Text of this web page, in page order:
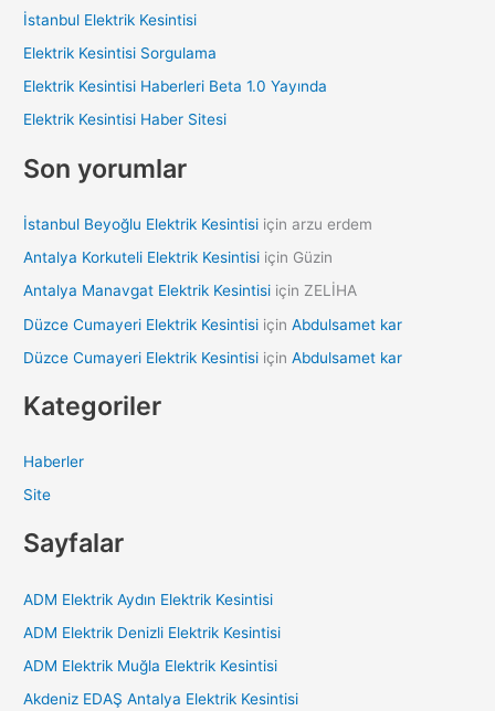
o
r
İstanbul Elektrik Kesintisi
Elektrik Kesintisi Sorgulama
Elektrik Kesintisi Haberleri Beta 1.0 Yayında
Elektrik Kesintisi Haber Sitesi
Son yorumlar
İstanbul Beyoğlu Elektrik Kesintisi içinarzu erdem
Antalya Korkuteli Elektrik Kesintisi için Güzin
Antalya Manavgat Elektrik Kesintisi için ZELİHA
Düzce Cumayeri Elektrik Kesintisi içinAbdulsamet kar
Düzce Cumayeri Elektrik Kesintisi içinAbdulsamet kar
Kategoriler
Haberler
Site
Sayfalar
ADM Elektrik Aydın Elektrik Kesintisi
ADM Elektrik Denizli Elektrik Kesintisi
ADM Elektrik Muğla Elektrik Kesintisi
Akdeniz EDAŞ Antalya Elektrik Kesintisi